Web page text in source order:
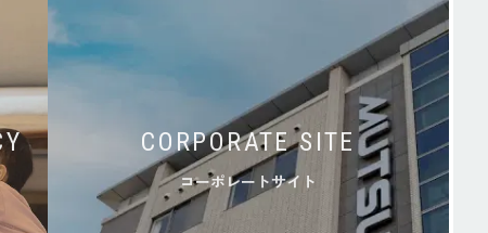
CORPORATE SITE
コーポレートサイト